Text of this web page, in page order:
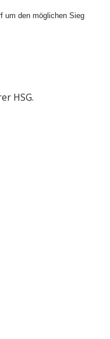
um den möglichen Sieg
HSG.